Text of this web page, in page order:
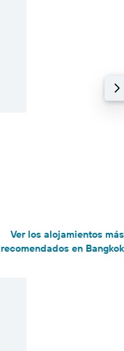
Ver los alojamientos más
recomendados en Bangkok